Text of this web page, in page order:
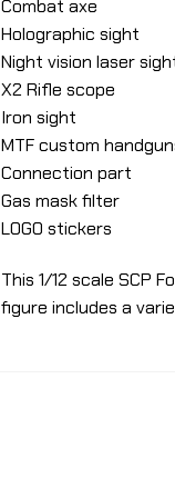
Combat axe
Holographic sight
Night vision laser
X2 Rifle scope
Iron sight
MTF custom
Connection part
Gas mask filter
LOGO stickers
This 1/12 scale SCP
figure includes a